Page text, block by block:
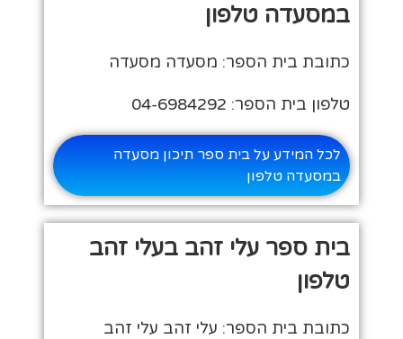
במסעדה טלפון
כתובת בית הספר: מסעדה מסעדה
טלפון בית הספר: 04-6984292
לכל המידע על בית ספר תיכון מסעדה
במסעדה טלפון
בית ספר עלי זהב בעלי זהב
טלפון
כתובת בית הספר: עלי זהב עלי זהב